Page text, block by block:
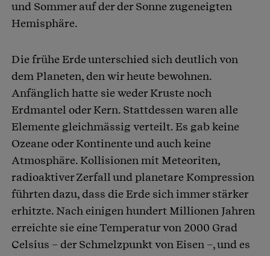
und Sommer auf der der Sonne zugeneigten
Hemisphäre.
Die frühe Erde unterschied sich deutlich von
dem Planeten, den wir heute bewohnen.
Anfänglich hatte sie weder Kruste noch
Erdmantel oder Kern. Stattdessen waren alle
Elemente gleichmässig verteilt. Es gab keine
Ozeane oder Kontinente und auch keine
Atmosphäre. Kollisionen mit Meteoriten,
radioaktiver Zerfall und planetare Kompression
führten dazu, dass die Erde sich immer stärker
erhitzte. Nach einigen hundert Millionen Jahren
erreichte sie eine Temperatur von 2000 Grad
Celsius – der Schmelzpunkt von Eisen –, und es